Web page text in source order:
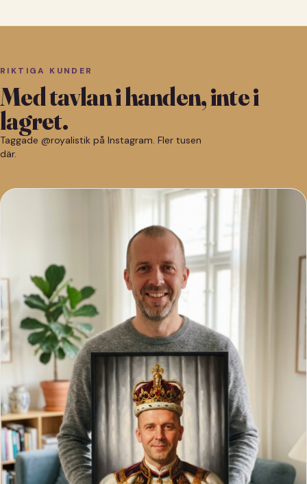
RIKTIGA KUNDER
Med tavlan i handen, inte i
lagret.
Taggade @royalistik på Instagram. Fler tusen
där.